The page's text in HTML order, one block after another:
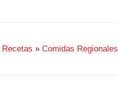
Recetas » Comidas Regionales